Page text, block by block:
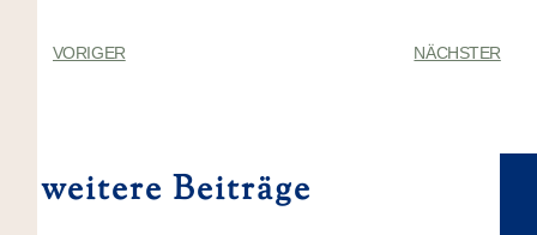
VORIGER NÄCHSTER
weitere Beiträge